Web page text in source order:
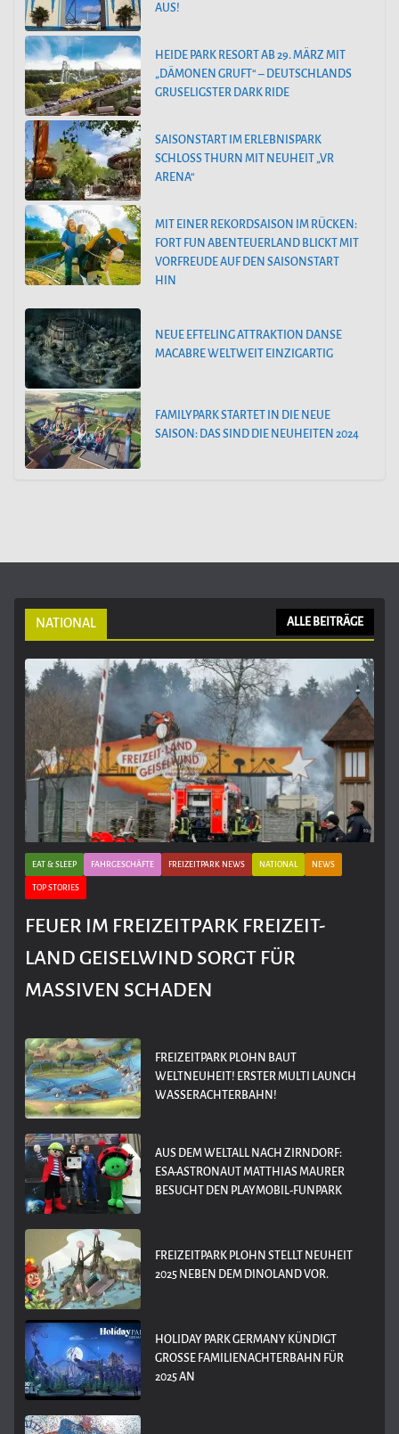
AUS!
HEIDE PARK RESORT AB 29. MÄRZ MIT
„DÄMONEN GRUFT“ – DEUTSCHLANDS
GRUSELIGSTER DARK RIDE
SAISONSTART IM ERLEBNISPARK
SCHLOSS THURN MIT NEUHEIT „VR
ARENA“
MIT EINER REKORDSAISON IM RÜCKEN:
FORT FUN ABENTEUERLAND BLICKT MIT
VORFREUDE AUF DEN SAISONSTART
HIN
NEUE EFTELING ATTRAKTION DANSE
MACABRE WELTWEIT EINZIGARTIG
FAMILYPARK STARTET IN DIE NEUE
SAISON: DAS SIND DIE NEUHEITEN 2024
NATIONAL ALLE BEITRÄGE
EAT & SLEEP FAHRGESCHÄFTE FREIZEITPARK NEWS NATIONAL NEWS
TOP STORIES
FEUER IM FREIZEITPARK FREIZEIT-
LAND GEISELWIND SORGT FÜR
MASSIVEN SCHADEN
FREIZEITPARK PLOHN BAUT
WELTNEUHEIT! ERSTER MULTI LAUNCH
WASSERACHTERBAHN!
AUS DEM WELTALL NACH ZIRNDORF:
ESA-ASTRONAUT MATTHIAS MAURER
BESUCHT DEN PLAYMOBIL-FUNPARK
FREIZEITPARK PLOHN STELLT NEUHEIT
2025 NEBEN DEM DINOLAND VOR.
HOLIDAY PARK GERMANY KÜNDIGT
GROSSE FAMILIENACHTERBAHN FÜR 2
025 AN